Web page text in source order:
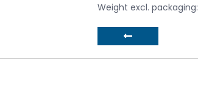
Weight excl. packaging: